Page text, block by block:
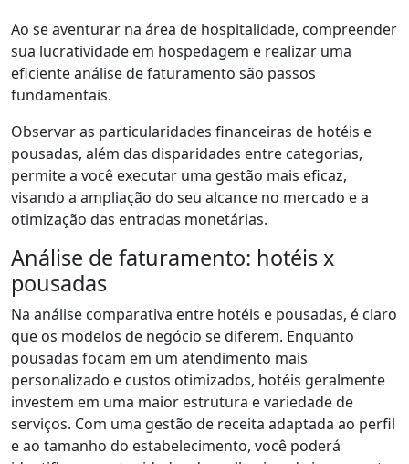
Ao se aventurar na área de hospitalidade, compreender
sua lucratividade em hospedagem e realizar uma
eficiente análise de faturamento são passos
fundamentais.
Observar as particularidades financeiras de hotéis e
pousadas, além das disparidades entre categorias,
permite a você executar uma gestão mais eficaz,
visando a ampliação do seu alcance no mercado e a
otimização das entradas monetárias.
Análise de faturamento: hotéis x
pousadas
Na análise comparativa entre hotéis e pousadas, é claro
que os modelos de negócio se diferem. Enquanto
pousadas focam em um atendimento mais
personalizado e custos otimizados, hotéis geralmente
investem em uma maior estrutura e variedade de
serviços. Com uma gestão de receita adaptada ao perfil
e ao tamanho do estabelecimento, você poderá